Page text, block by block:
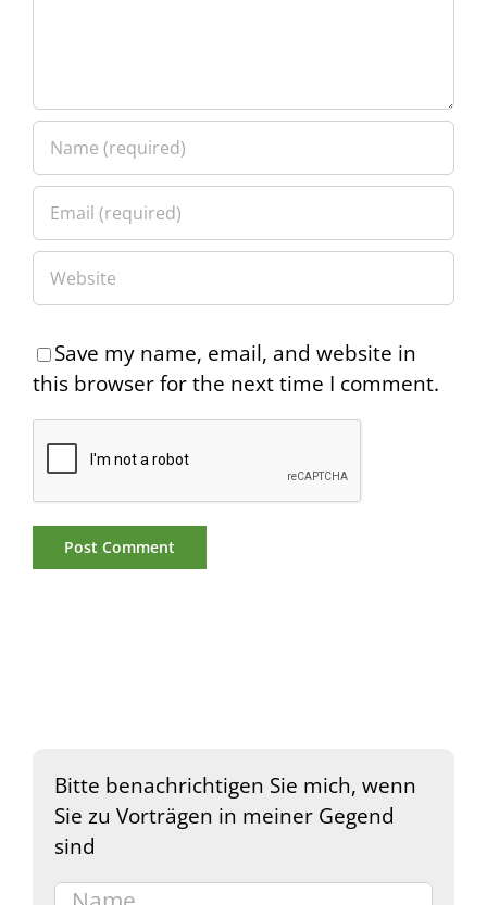
Save my name, email, and website in
this browser for the next time I comment.
Bitte benachrichtigen Sie mich, wenn
Sie zu Vorträgen in meiner Gegend
sind